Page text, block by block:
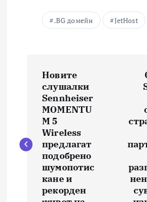
.BG домейн JetHost
и
Новите
слушалки
Sennheiser
MOMENTU
M 5
Wireless
предлагат
подобрено
шумопотис
кане и
рекорден